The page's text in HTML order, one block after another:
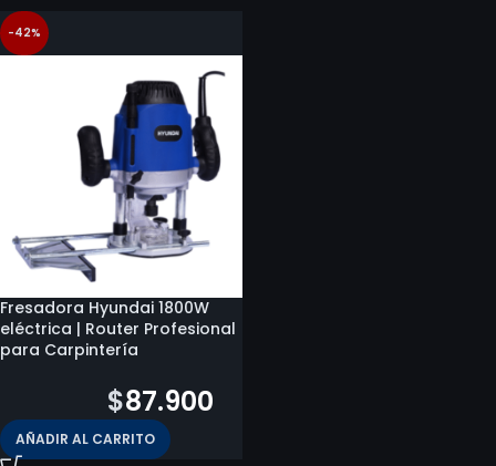
-42%
Fresadora Hyundai 1800W
eléctrica | Router Profesional
para Carpintería
$87.900
AÑADIR AL CARRITO